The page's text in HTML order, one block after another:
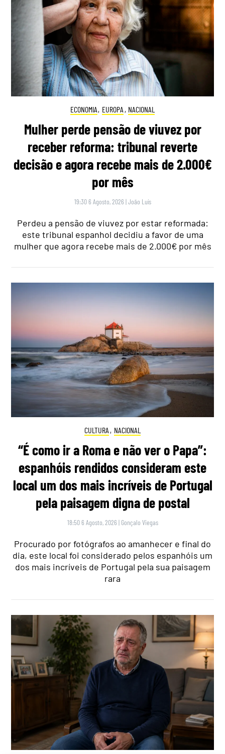
ECONOMIA, EUROPA , NACIONAL
Mulher perde pensão de viuvez por
receber reforma: tribunal reverte
decisão e agora recebe mais de 2.000€
por mês
19:30 6 Agosto, 2026 |João Luís
Perdeu a pensão de viuvez por estar reformada:
este tribunal espanhol decidiu a favor de uma
mulher que agora recebe mais de 2.000€ por mês
CULTURA , NACIONAL
“É como ir a Roma e não ver o Papa”:
espanhóis rendidos consideram este
local um dos mais incríveis de Portugal
pela paisagem digna de postal
18:50 6 Agosto, 2026 | Gonçalo Viegas
Procurado por fotógrafos ao amanhecer e final do
dia, este local foi considerado pelos espanhóis um
dos mais incríveis de Portugal pela sua paisagem
rara